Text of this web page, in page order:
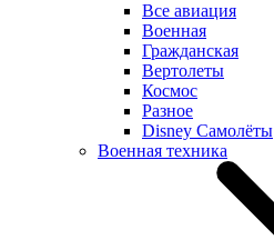
Все авиация
Военная
Гражданская
Вертолеты
Космос
Разное
Disney Самолёты
Военная техника